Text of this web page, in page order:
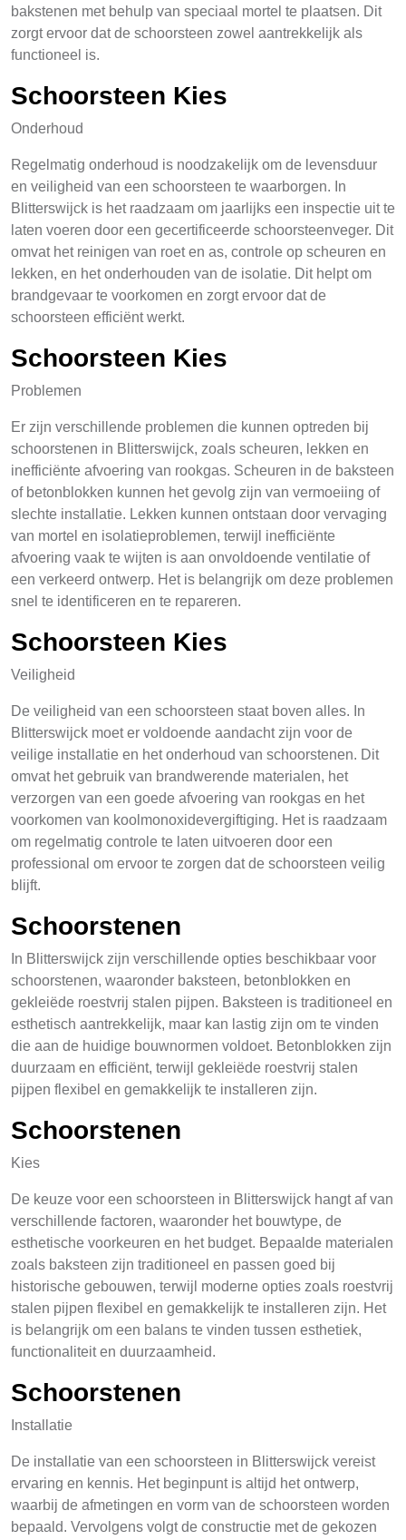
bakstenen met behulp van speciaal mortel te plaatsen. Dit
zorgt ervoor dat de schoorsteen zowel aantrekkelijk als
functioneel is.
Schoorsteen Kies
Onderhoud
Regelmatig onderhoud is noodzakelijk om de levensduur
en veiligheid van een schoorsteen te waarborgen. In
Blitterswijck is het raadzaam om jaarlijks een inspectie uit te
laten voeren door een gecertificeerde schoorsteenveger. Dit
omvat het reinigen van roet en as, controle op scheuren en
lekken, en het onderhouden van de isolatie. Dit helpt om
brandgevaar te voorkomen en zorgt ervoor dat de
schoorsteen efficiënt werkt.
Schoorsteen Kies
Problemen
Er zijn verschillende problemen die kunnen optreden bij
schoorstenen in Blitterswijck, zoals scheuren, lekken en
inefficiënte afvoering van rookgas. Scheuren in de baksteen
of betonblokken kunnen het gevolg zijn van vermoeiing of
slechte installatie. Lekken kunnen ontstaan door vervaging
van mortel en isolatieproblemen, terwijl inefficiënte
afvoering vaak te wijten is aan onvoldoende ventilatie of
een verkeerd ontwerp. Het is belangrijk om deze problemen
snel te identificeren en te repareren.
Schoorsteen Kies
Veiligheid
De veiligheid van een schoorsteen staat boven alles. In
Blitterswijck moet er voldoende aandacht zijn voor de
veilige installatie en het onderhoud van schoorstenen. Dit
omvat het gebruik van brandwerende materialen, het
verzorgen van een goede afvoering van rookgas en het
voorkomen van koolmonoxidevergiftiging. Het is raadzaam
om regelmatig controle te laten uitvoeren door een
professional om ervoor te zorgen dat de schoorsteen veilig
blijft.
Schoorstenen
In Blitterswijck zijn verschillende opties beschikbaar voor
schoorstenen, waaronder baksteen, betonblokken en
gekleiëde roestvrij stalen pijpen. Baksteen is traditioneel en
esthetisch aantrekkelijk, maar kan lastig zijn om te vinden
die aan de huidige bouwnormen voldoet. Betonblokken zijn
duurzaam en efficiënt, terwijl gekleiëde roestvrij stalen
pijpen flexibel en gemakkelijk te installeren zijn.
Schoorstenen
Kies
De keuze voor een schoorsteen in Blitterswijck hangt af van
verschillende factoren, waaronder het bouwtype, de
esthetische voorkeuren en het budget. Bepaalde materialen
zoals baksteen zijn traditioneel en passen goed bij
historische gebouwen, terwijl moderne opties zoals roestvrij
stalen pijpen flexibel en gemakkelijk te installeren zijn. Het
is belangrijk om een balans te vinden tussen esthetiek,
functionaliteit en duurzaamheid.
Schoorstenen
Installatie
De installatie van een schoorsteen in Blitterswijck vereist
ervaring en kennis. Het beginpunt is altijd het ontwerp,
waarbij de afmetingen en vorm van de schoorsteen worden
bepaald. Vervolgens volgt de constructie met de gekozen